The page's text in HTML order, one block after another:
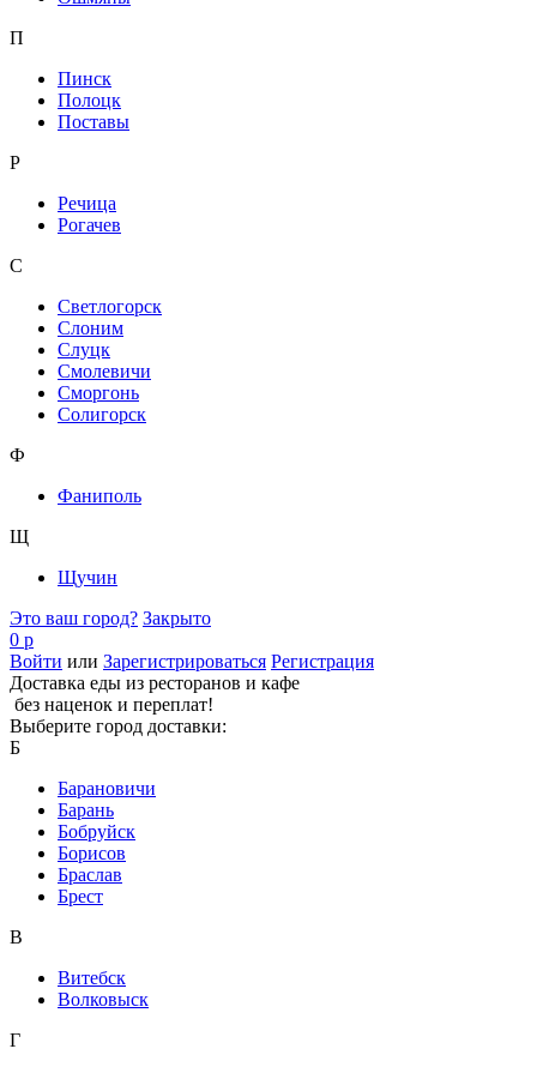
П
Пинск
Полоцк
Поставы
Р
Речица
Рогачев
С
Светлогорск
Слоним
Слуцк
Смолевичи
Сморгонь
Солигорск
Ф
Фаниполь
Щ
Щучин
Это ваш город? Закрыто
0 р
Войти или Зарегистрироваться Регистрация
Доставка еды из ресторанов и кафе
без наценок и переплат!
Выберите город доставки:
Б
Барановичи
Барань
Бобруйск
Борисов
Браслав
Брест
В
Витебск
Волковыск
Г